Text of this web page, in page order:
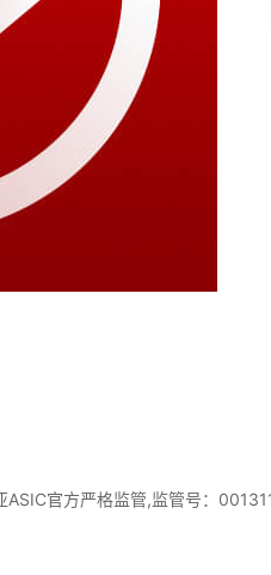
官方严格监管,监管号：